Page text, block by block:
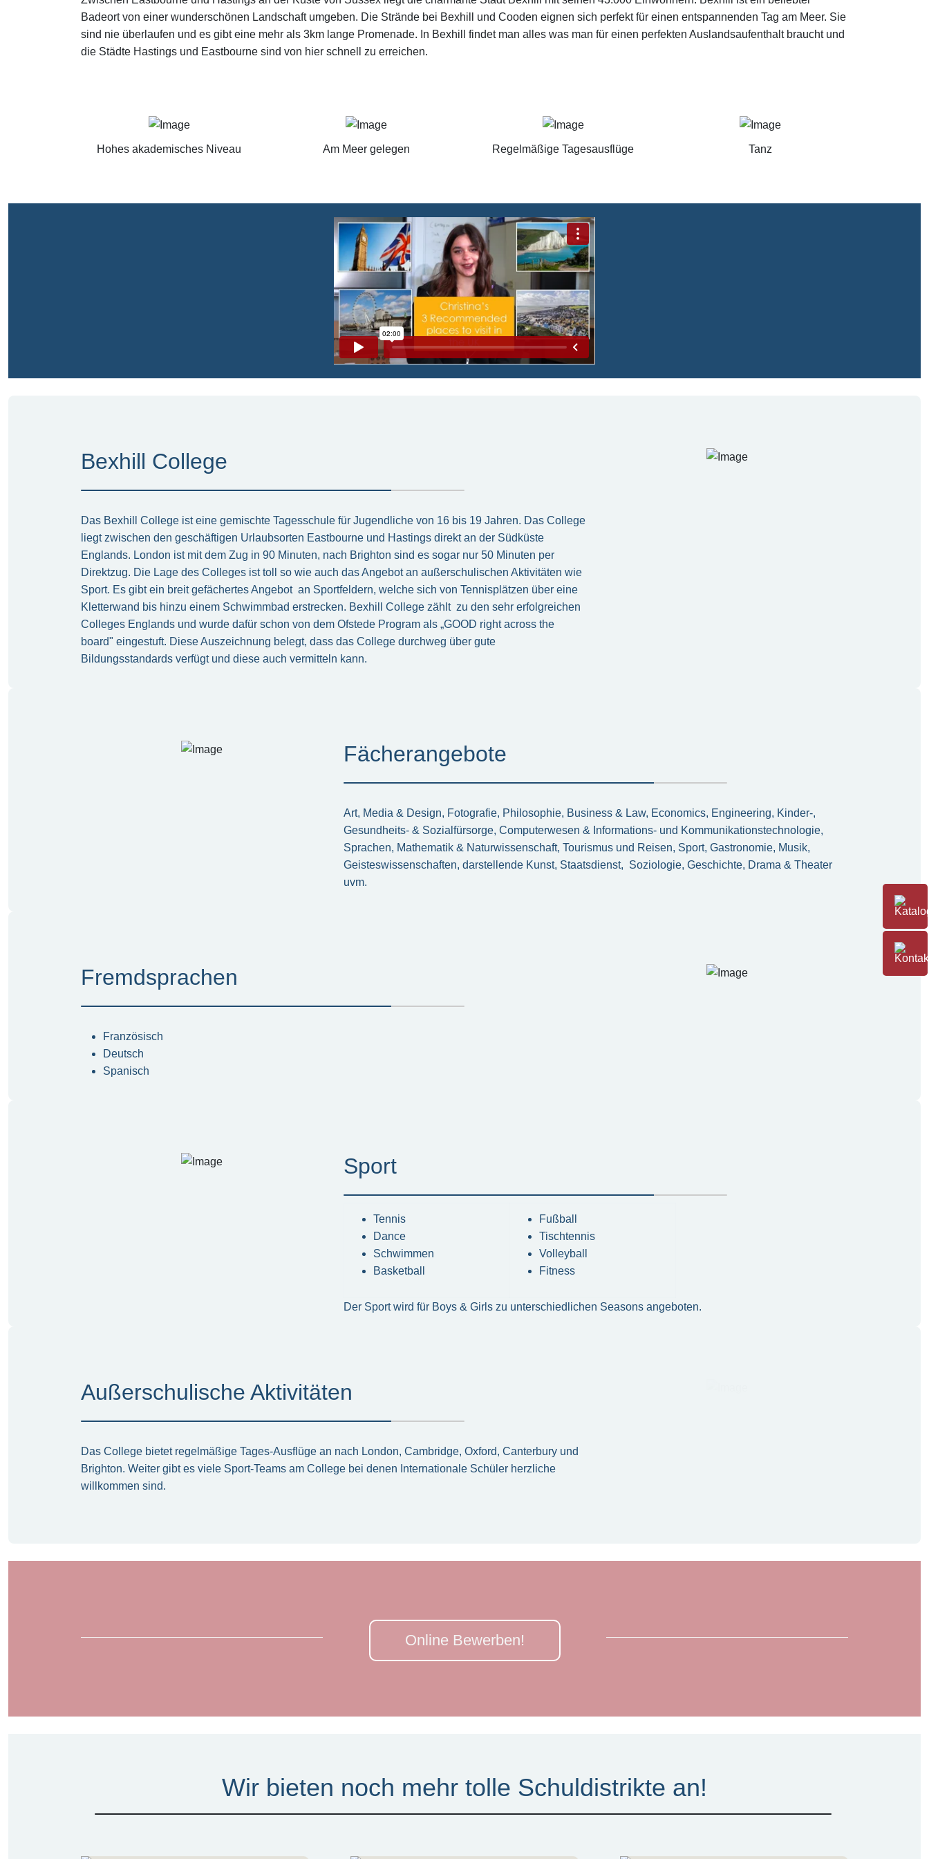
Badeort von einer wunderschönen Landschaft umgeben. Die Strände bei Bexhill und Cooden eignen sich perfekt für einen entspannenden Tag am Meer. Sie
sind nie überlaufen und es gibt eine mehr als 3km lange Promenade. In Bexhill findet man alles was man für einen perfekten Auslandsaufenthalt braucht und
die Städte Hastings und Eastbourne sind von hier schnell zu erreichen.
Hohes akademisches Niveau Am Meer gelegen Regelmäßige Tagesausflüge Tanz
Bexhill College
Das Bexhill College ist eine gemischte Tagesschule für Jugendliche von 16 bis 19 Jahren. Das College
liegt zwischen den geschäftigen Urlaubsorten Eastbourne und Hastings direkt an der Südküste
Englands. London ist mit dem Zug in 90 Minuten, nach Brighton sind es sogar nur 50 Minuten per
Direktzug. Die Lage des Colleges ist toll so wie auch das Angebot an außerschulischen Aktivitäten wie
Sport. Es gibt ein breit gefächertes Angebot an Sportfeldern, welche sich von Tennisplätzen über eine
Kletterwand bis hinzu einem Schwimmbad erstrecken. Bexhill College zählt zu den sehr erfolgreichen
Colleges Englands und wurde dafür schon von dem Ofstede Program als „GOOD right across the
board" eingestuft. Diese Auszeichnung belegt, dass das College durchweg über gute
Bildungsstandards verfügt und diese auch vermitteln kann.
Fächerangebote
Art, Media & Design, Fotografie, Philosophie, Business & Law, Economics, Engineering, Kinder-,
Gesundheits- & Sozialfürsorge, Computerwesen & Informations- und Kommunikationstechnologie,
Sprachen, Mathematik & Naturwissenschaft, Tourismus und Reisen, Sport, Gastronomie, Musik,
Geisteswissenschaften, darstellende Kunst, Staatsdienst, Soziologie, Geschichte, Drama & Theater
uvm.
Fremdsprachen
Französisch
Deutsch
Spanisch
Sport
Tennis
Dance
Schwimmen
Basketball
Fußball
Tischtennis
Volleyball
Fitness
Der Sport wird für Boys & Girls zu unterschiedlichen Seasons angeboten.
Außerschulische Aktivitäten
Das College bietet regelmäßige Tages-Ausflüge an nach London, Cambridge, Oxford, Canterbury und
Brighton. Weiter gibt es viele Sport-Teams am College bei denen Internationale Schüler herzliche
willkommen sind.
Online Bewerben!
Wir bieten noch mehr tolle Schuldistrikte an!